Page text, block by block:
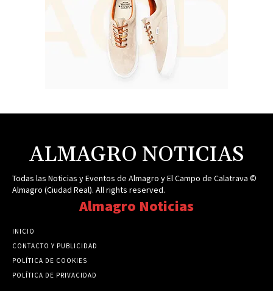
ALMAGRO NOTICIAS
Todas las Noticias y Eventos de Almagro y El Campo de Calatrava ©
Almagro (Ciudad Real). All rights reserved.
Almagro Noticias
INICIO
CONTACTO Y PUBLICIDAD
POLÍTICA DE COOKIES
POLÍTICA DE PRIVACIDAD